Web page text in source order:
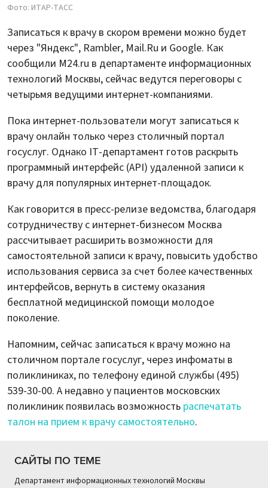
Фото: ИТАР-ТАСС
Записаться к врачу в скором времени можно будет
через "Яндекс", Rambler, Mail.Ru и Google. Как
сообщили M24.ru в департаменте информационных
технологий Москвы, сейчас ведутся переговоры с
четырьмя ведущими интернет-компаниями.
Пока интернет-пользователи могут записаться к
врачу онлайн только через столичный портал
госуслуг. Однако IT-департамент готов раскрыть
программный интерфейс (API) удаленной записи к
врачу для популярных интернет-площадок.
Как говорится в пресс-релизе ведомства, благодаря
сотрудничеству с интернет-бизнесом Москва
рассчитывает расширить возможности для
самостоятельной записи к врачу, повысить удобство
использования сервиса за счет более качественных
интерфейсов, вернуть в систему оказания
бесплатной медицинской помощи молодое
поколение.
Напомним, сейчас записаться к врачу можно на
столичном портале госуслуг, через инфоматы в
поликлиниках, по телефону единой службы (495)
539-30-00. А недавно у пациентов московских
поликлиник появилась возможность распечатать
талон на прием к врачу самостоятельно.
САЙТЫ ПО ТЕМЕ
Департамент информационных технологий Москвы